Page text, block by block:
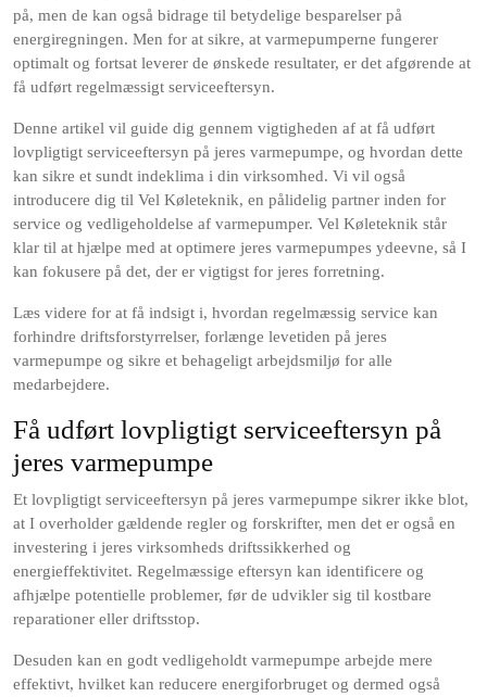
på, men de kan også bidrage til betydelige besparelser på
energiregningen. Men for at sikre, at varmepumperne fungerer
optimalt og fortsat leverer de ønskede resultater, er det afgørende at
få udført regelmæssigt serviceeftersyn.
Denne artikel vil guide dig gennem vigtigheden af at få udført
lovpligtigt serviceeftersyn på jeres varmepumpe, og hvordan dette
kan sikre et sundt indeklima i din virksomhed. Vi vil også
introducere dig til Vel Køleteknik, en pålidelig partner inden for
service og vedligeholdelse af varmepumper. Vel Køleteknik står
klar til at hjælpe med at optimere jeres varmepumpes ydeevne, så I
kan fokusere på det, der er vigtigst for jeres forretning.
Læs videre for at få indsigt i, hvordan regelmæssig service kan
forhindre driftsforstyrrelser, forlænge levetiden på jeres
varmepumpe og sikre et behageligt arbejdsmiljø for alle
medarbejdere.
Få udført lovpligtigt serviceeftersyn på
jeres varmepumpe
Et lovpligtigt serviceeftersyn på jeres varmepumpe sikrer ikke blot,
at I overholder gældende regler og forskrifter, men det er også en
investering i jeres virksomheds driftssikkerhed og
energieffektivitet. Regelmæssige eftersyn kan identificere og
afhjælpe potentielle problemer, før de udvikler sig til kostbare
reparationer eller driftsstop.
Desuden kan en godt vedligeholdt varmepumpe arbejde mere
effektivt, hvilket kan reducere energiforbruget og dermed også